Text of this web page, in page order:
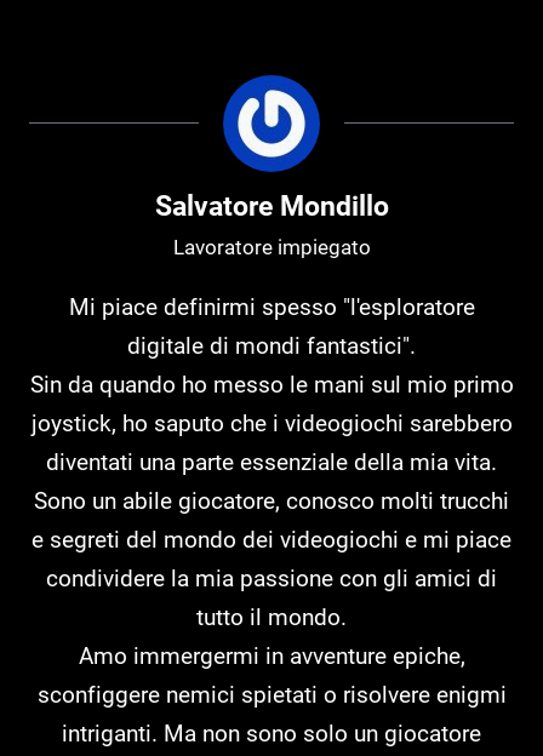
Salvatore Mondillo
Lavoratore impiegato
Mi piace definirmi spesso "l'esploratore
digitale di mondi fantastici".
Sin da quando ho messo le mani sul mio primo
joystick, ho saputo che i videogiochi sarebbero
diventati una parte essenziale della mia vita.
Sono un abile giocatore, conosco molti trucchi
e segreti del mondo dei videogiochi e mi piace
condividere la mia passione con gli amici di
tutto il mondo.
Amo immergermi in avventure epiche,
sconfiggere nemici spietati o risolvere enigmi
intriganti. Ma non sono solo un giocatore